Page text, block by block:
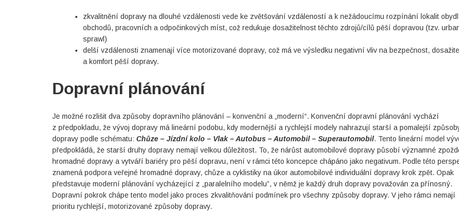
zkvalitnění dopravy na dlouhé vzdálenosti vede ke zvětšování vzdáleností a k nežádoucímu rozpínání lokalit
obchodů, pracovních a odpočinkových míst, což redukuje dosažitelnost těchto zdrojů/cílů pěší dopravou (tzv.
sprawl)
delší vzdálenosti znamenají více motorizované dopravy, což má ve výsledku negativní vliv na bezpečnost,
a komfort pěší dopravy.
Dopravní plánování
Je možné rozlišit dva způsoby dopravního plánování – konvenční a „moderní“. Konvenční dopravní plánování vychází
z předpokladu, že vývoj dopravy má lineární podobu, kdy modernější a rychlejší modely nahrazují starší a pomalejší
dopravy podle schématu: Chůze – Jízdní kolo – Vlak – Autobus – Automobil – Superautomobil. Tento lineární model
předpokládá, že starší druhy dopravy nemají velkou důležitost. To, že nárůst automobilové dopravy působí významné
hromadné dopravy a vytváří bariéry pro pěší dopravu, není v rámci této koncepce chápáno jako negativum. Podle této
znamená podpora veřejné hromadné dopravy, chůze a cyklistiky na úkor automobilové individuální dopravy krok zpět. Opak
představuje moderní plánování vycházející z „paralelního modelu”, v němž je každý druh dopravy považován za přínosný.
Dopravní pokrok chápe tento model jako proces zkvalitňování podmínek pro všechny způsoby dopravy. V jeho rámci nemají
prioritu rychlejší, motorizované způsoby dopravy.